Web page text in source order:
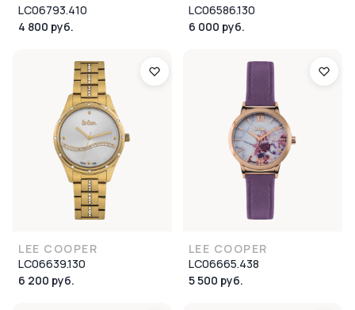
LC06793.410
4 800 руб.
LC06586.130
6 000 руб.
LEE COOPER
LC06639.130
6 200 руб.
LEE COOPER
LC06665.438
5 500 руб.